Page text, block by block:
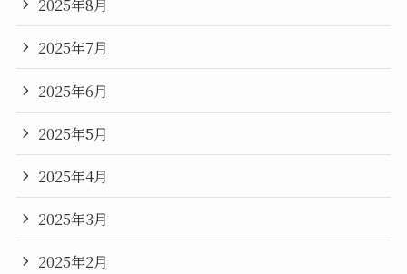
2025年8月
2025年7月
2025年6月
2025年5月
2025年4月
2025年3月
2025年2月